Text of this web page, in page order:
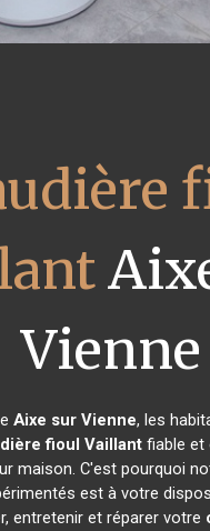
Vienne
Aixe sur Vienne, les
fioul Vaillantfiable et
maison. C'est pourquoi
est à votre
entretenir et réparer votre